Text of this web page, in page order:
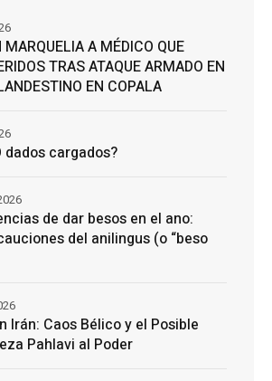
A MÉDICO QUE
TRAS ATAQUE ARMADO EN
EN COPALA
dados cargados?
de dar besos en el ano:
del anilingus (o “beso
Irán: Caos Bélico y el Posible
Pahlavi al Poder